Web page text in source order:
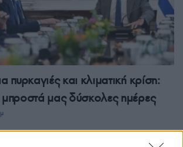
πυρκαγιές και κλιματική κρίση:
μας δύσκολες ημέρες